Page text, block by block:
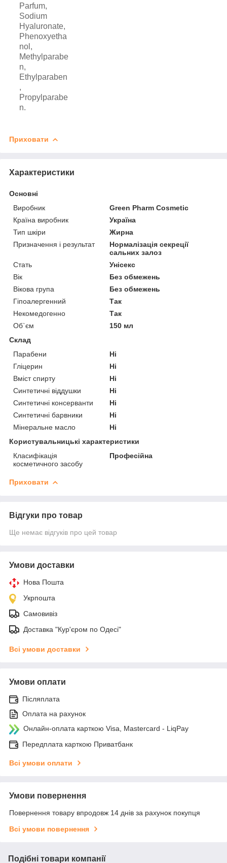
Parfum,
Sodium
Hyaluronate,
Phenoxyetha
nol,
Methylparabe
n,
Ethylparaben
,
Propylparabe
n.
Приховати
Характеристики
Основні
Виробник
Green Pharm Cosmetic
Країна виробник
Україна
Тип шкіри
Жирна
Призначення і результат
Нормалізація секреції
сальних залоз
Стать
Унісекс
Вік
Без обмежень
Вікова група
Без обмежень
Гіпоалергенний
Так
Некомедогенно
Так
Об`єм
150 мл
Склад
Парабени
Ні
Гліцерин
Ні
Вміст спирту
Ні
Синтетичні віддушки
Ні
Синтетичні консерванти
Ні
Синтетичні барвники
Ні
Мінеральне масло
Ні
Користувальницькі характеристики
Класифікація
косметичного засобу
Професійна
Приховати
Відгуки про товар
Ще немає відгуків про цей товар
Умови доставки
Нова Пошта
Укрпошта
Самовивіз
Доставка "Кур'єром по Одесі"
Всі умови доставки
Умови оплати
Післяплата
Оплата на рахунок
Онлайн-оплата карткою Visa, Mastercard - LiqPay
Передплата карткою Приватбанк
Всі умови оплати
Умови повернення
Повернення товару впродовж 14 днів за рахунок покупця
Всі умови повернення
Подібні товари компанії